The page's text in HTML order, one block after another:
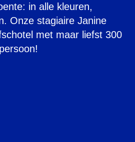
in alle kleuren,
Onze stagiaire Janine
met maar liefst 300